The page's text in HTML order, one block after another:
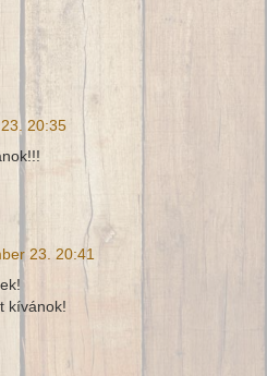
20:35
23. 20:41
kívánok!